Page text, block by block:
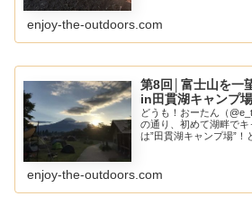
enjoy-the-outdoors.com
第8回│富士山を一
in田貫湖キャンプ
どうも！おーたん（
の通り、初めて湖畔で
は”田貫湖キャンプ場”！
enjoy-the-outdoors.com